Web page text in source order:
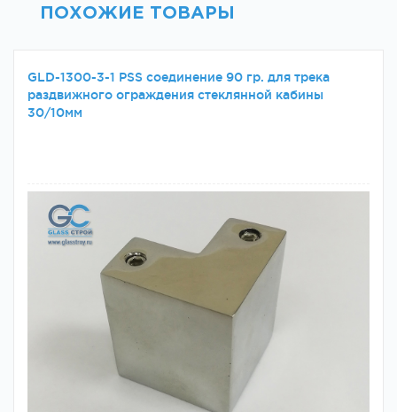
ПОХОЖИЕ ТОВАРЫ
GLD-1300-3-1 PSS соединение 90 гр. для трека
раздвижного ограждения стеклянной кабины
30/10мм